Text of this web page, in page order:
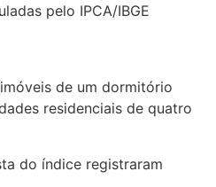
pelo IPCA/IBGE
de um dormitório
residenciais de quatro
do índice registraram